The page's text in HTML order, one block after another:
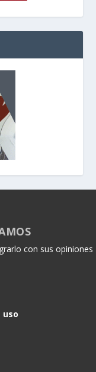
con sus opiniones
uso